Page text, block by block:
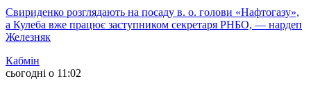
Свириденко розглядають на посаду в. о. голови «Нафтогазу»,
а Кулеба вже працює заступником секретаря РНБО, — нардеп
Железняк
Кабмін
сьогодні о 11:02